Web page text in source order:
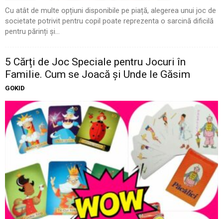
Cu atât de multe opțiuni disponibile pe piață, alegerea unui joc de
societate potrivit pentru copil poate reprezenta o sarcină dificilă
pentru părinți și...
5 Cărți de Joc Speciale pentru Jocuri în
Familie. Cum se Joacă și Unde le Găsim
GOKID